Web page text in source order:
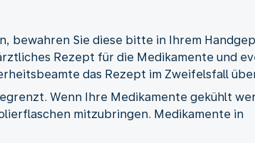
bewahren Sie diese bitte in Ihrem
Rezept für die Medikamente und
das Rezept im Zweifelsfall
Wenn Ihre Medikamente gekühlt
mitzubringen. Medikamente in